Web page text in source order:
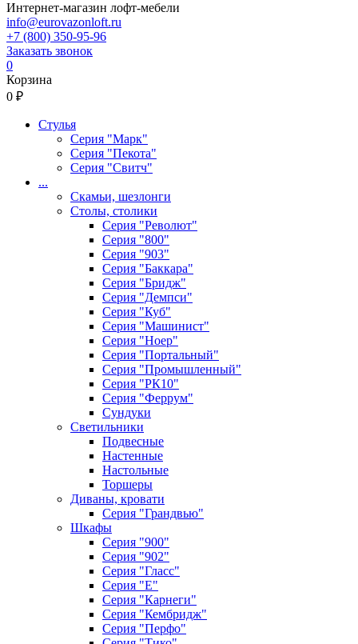
Интернет-магазин лофт-мебели
info@eurovazonloft.ru
+7 (800) 350-95-96
Заказать звонок
0
Корзина
0 ₽
Стулья
Серия "Марк"
Серия "Пекота"
Серия "Свитч"
...
Скамьи, шезлонги
Столы, столики
Серия "Револют"
Серия "800"
Серия "903"
Серия "Баккара"
Серия "Бридж"
Серия "Демпси"
Серия "Куб"
Серия "Машинист"
Серия "Ноер"
Серия "Портальный"
Серия "Промышленный"
Серия "РК10"
Серия "Феррум"
Сундуки
Светильники
Подвесные
Настенные
Настольные
Торшеры
Диваны, кровати
Серия "Грандвью"
Шкафы
Серия "900"
Серия "902"
Серия "Гласс"
Серия "Е"
Серия "Карнеги"
Серия "Кембридж"
Серия "Перфо"